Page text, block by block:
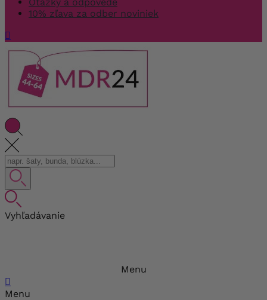
Otázky a odpovede
10% zľava za odber noviniek

Vyhľadávanie
Menu

Menu